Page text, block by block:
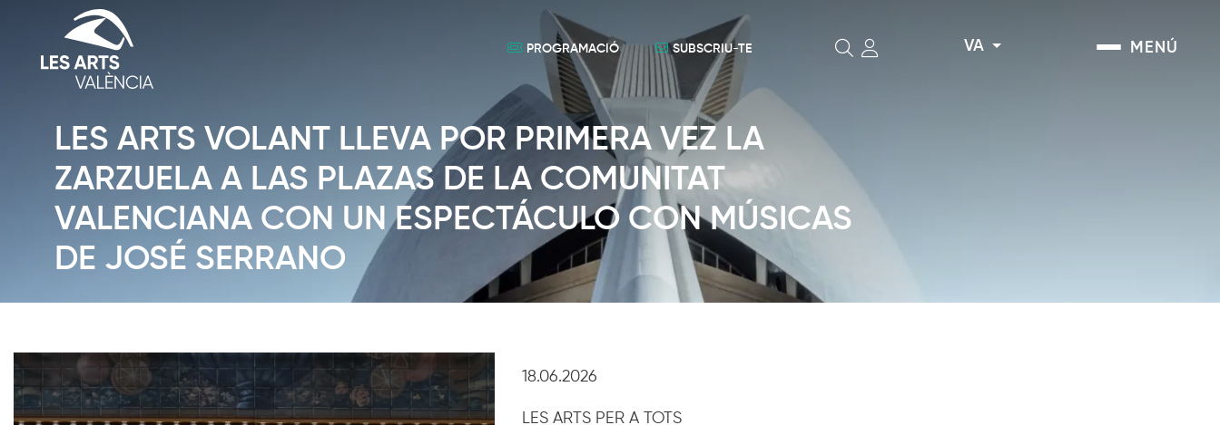
MENÚ
VA
SUBSCRIU-TE
PROGRAMACIÓ
LES ARTS VOLANT LLEVA POR PRIMERA VEZ LA
ZARZUELA A LAS PLAZAS DE LA COMUNITAT
VALENCIANA CON UN ESPECTÁCULO CON MÚSICAS
DE JOSÉ SERRANO
18.06.2026
LES ARTS PER A TOTS